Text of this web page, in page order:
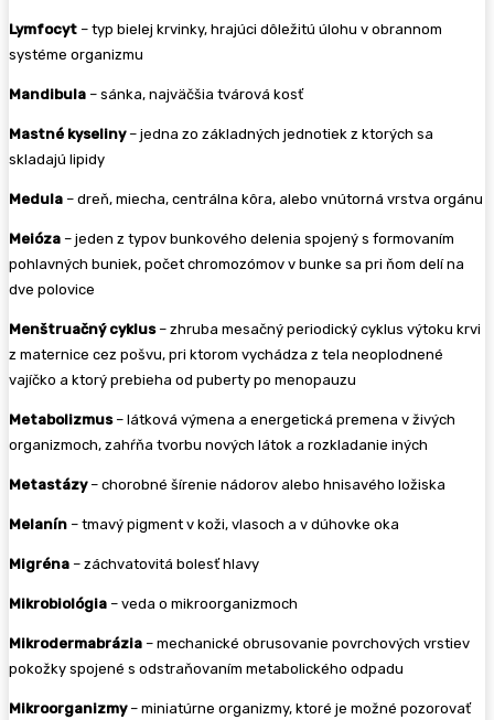
Lymfocyt – typ bielej krvinky, hrajúci dôležitú úlohu v obrannom
systéme organizmu
Mandibula – sánka, najväčšia tvárová kosť
Mastné kyseliny– jedna zo základných jednotiek z ktorých sa
skladajú lipidy
Medula – dreň, miecha, centrálna kôra, alebo vnútorná vrstva orgánu
Meióza – jeden z typov bunkového delenia spojený s formovaním
pohlavných buniek, počet chromozómov v bunke sa pri ňom delí na
dve polovice
Menštruačný cyklus– zhruba mesačný periodický cyklus výtoku krvi
z maternice cez pošvu, pri ktorom vychádza z tela neoplodnené
vajíčko a ktorý prebieha od puberty po menopauzu
Metabolizmus– látková výmena a energetická premena v živých
organizmoch, zahŕňa tvorbu nových látok a rozkladanie iných
Metastázy– chorobné šírenie nádorov alebo hnisavého ložiska
Melanín – tmavý pigment v koži, vlasoch a v dúhovke oka
Migréna – záchvatovitá bolesť hlavy
Mikrobiológia – veda o mikroorganizmoch
Mikrodermabrázia – mechanické obrusovanie povrchových vrstiev
pokožky spojené s odstraňovaním metabolického odpadu
Mikroorganizmy– miniatúrne organizmy, ktoré je možné pozorovať